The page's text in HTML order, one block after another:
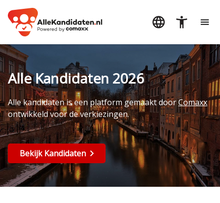
Alle Kandidaten 2026
Alle kandidaten is een platform gemaakt doorComaxx
ontwikkeld voor de verkiezingen.
Bekijk Kandidaten